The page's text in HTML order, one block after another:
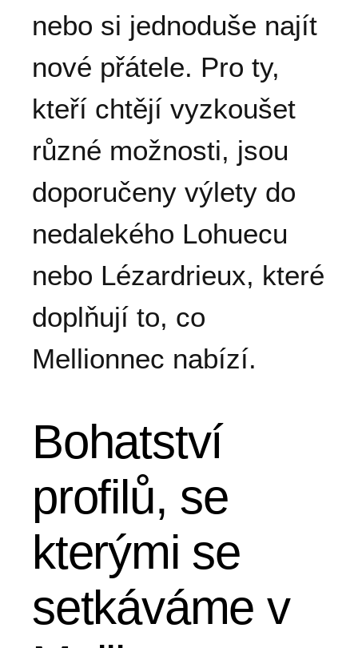
nebo si jednoduše najít
nové přátele. Pro ty,
kteří chtějí vyzkoušet
různé možnosti, jsou
doporučeny výlety do
nedalekého Lohuecu
nebo Lézardrieux, které
doplňují to, co
Mellionnec nabízí.
Bohatství
profilů, se
kterými se
setkáváme v